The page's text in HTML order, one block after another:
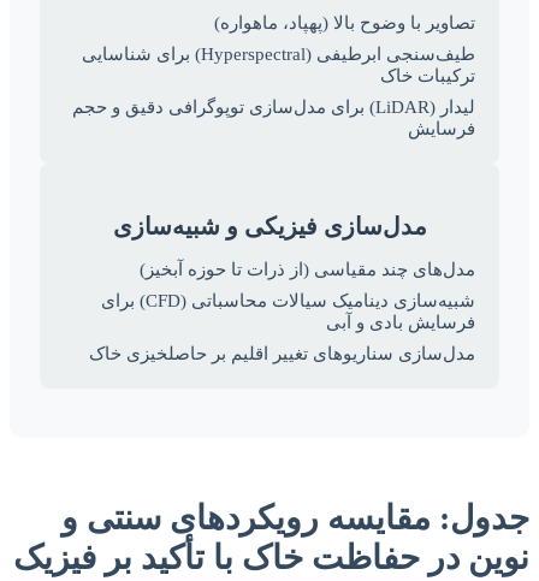
تصاویر با وضوح بالا (پهپاد، ماهواره)
طیف‌سنجی ابرطیفی (Hyperspectral) برای شناسایی
ترکیبات خاک
لیدار (LiDAR) برای مدل‌سازی توپوگرافی دقیق و حجم
فرسایش
مدل‌سازی فیزیکی و شبیه‌سازی
مدل‌های چند مقیاسی (از ذرات تا حوزه آبخیز)
شبیه‌سازی دینامیک سیالات محاسباتی (CFD) برای
فرسایش بادی و آبی
مدل‌سازی سناریوهای تغییر اقلیم بر حاصلخیزی خاک
جدول: مقایسه رویکردهای سنتی و
نوین در حفاظت خاک با تأکید بر فیزیک